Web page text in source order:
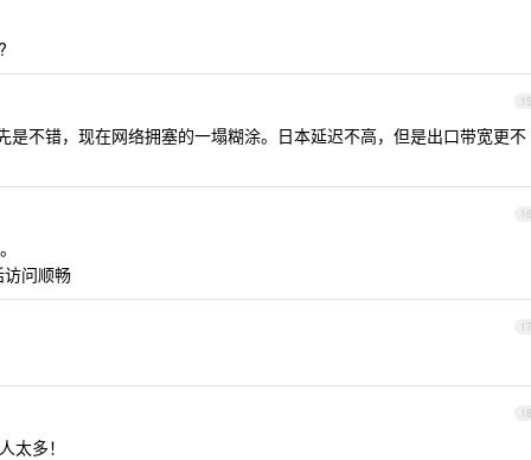
15
不错，现在网络拥塞的一塌糊涂。日本延迟不高，但是出口带宽更不
16
问顺畅
17
18
太多！